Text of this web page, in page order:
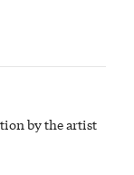
by the artist